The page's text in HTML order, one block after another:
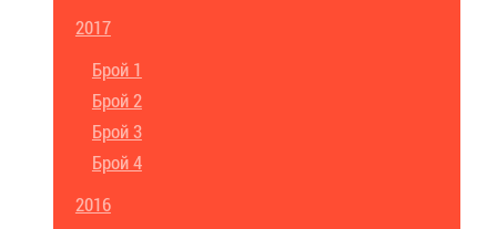
2017
Брой 1
Брой 2
Брой 3
Брой 4
2016